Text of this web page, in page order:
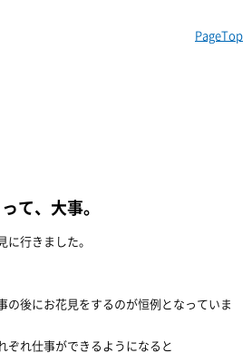
PageTop
て、大事。
に行きました。
の後にお花見をするのが恒例となっていま
ぞれ仕事ができるようになると